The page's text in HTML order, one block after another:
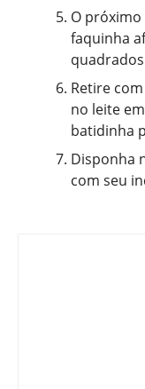
O
faquinha
Retire
no leite
batidinha
Disponha
com seu